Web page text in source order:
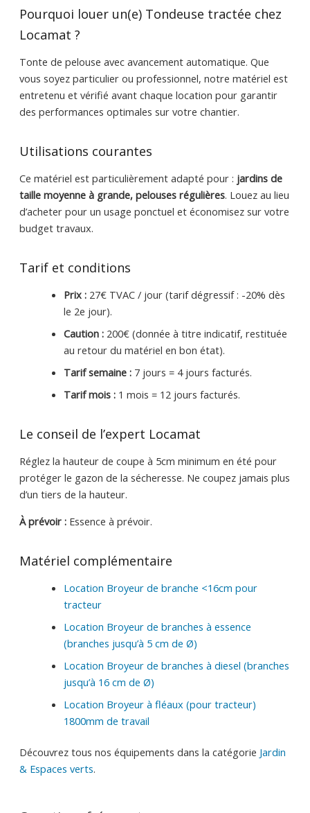
Pourquoi louer un(e) Tondeuse tractée chez
Locamat ?
Tonte de pelouse avec avancement automatique. Que
vous soyez particulier ou professionnel, notre matériel est
entretenu et vérifié avant chaque location pour garantir
des performances optimales sur votre chantier.
Utilisations courantes
Ce matériel est particulièrement adapté pour : jardins de
taille moyenne à grande, pelouses régulières. Louez au lieu
d’acheter pour un usage ponctuel et économisez sur votre
budget travaux.
Tarif et conditions
Prix :27€ TVAC / jour (tarif dégressif : -20% dès
le 2e jour).
Caution :200€ (donnée à titre indicatif, restituée
au retour du matériel en bon état).
Tarif semaine :7 jours = 4 jours facturés.
Tarif mois :1 mois = 12 jours facturés.
Le conseil de l’expert Locamat
Réglez la hauteur de coupe à 5cm minimum en été pour
protéger le gazon de la sécheresse. Ne coupez jamais plus
d’un tiers de la hauteur.
À prévoir :Essence à prévoir.
Matériel complémentaire
Location Broyeur de branche <16cm pour
tracteur
Location Broyeur de branches à essence
(branches jusqu’à 5 cm de Ø)
Location Broyeur de branches à diesel (branches
jusqu’à 16 cm de Ø)
Location Broyeur à fléaux (pour tracteur)
1800mm de travail
Découvrez tous nos équipements dans la catégorie Jardin
& Espaces verts.